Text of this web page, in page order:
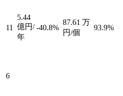
11
5.44
億円/
年
-40.8%
87.61 万
円/個
93.9%
6